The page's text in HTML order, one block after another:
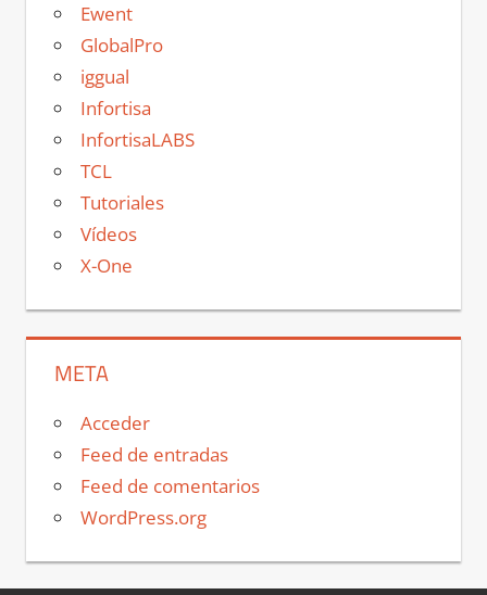
Ewent
GlobalPro
iggual
Infortisa
InfortisaLABS
TCL
Tutoriales
Vídeos
X-One
META
Acceder
Feed de entradas
Feed de comentarios
WordPress.org